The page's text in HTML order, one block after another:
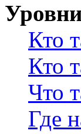
Кто
Кто
Что
Где